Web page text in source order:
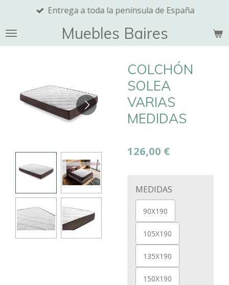
contenido
principal
Muebles Baires
Entrega a toda la península de España
COLCHÓN
SOLEA
VARIAS
MEDIDAS
126,00 €
MEDIDAS
90X190
105X190
135X190
150X190